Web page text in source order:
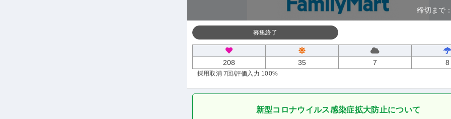
締切まで
募集終了
208 35 7 8
採用取消 7回 /評価入力 100%
新型コロナウイルス感染症拡大防止について